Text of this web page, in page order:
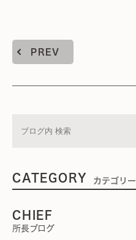
PREV
CATEGORY カテゴリー
CHIEF
所長ブログ